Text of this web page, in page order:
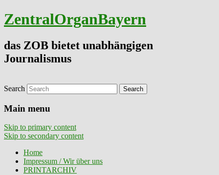
ZentralOrganBayern
das ZOB bietet unabhängigen
Journalismus
Search
Main menu
Skip to primary content
Skip to secondary content
Home
Impressum / Wir über uns
PRINTARCHIV